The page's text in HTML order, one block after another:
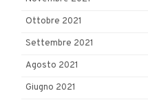
Ottobre 2021
Settembre 2021
Agosto 2021
Giugno 2021